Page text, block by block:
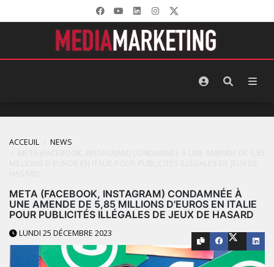
ACCEUIL
NEWS
META (FACEBOOK, INSTAGRAM) CONDAMNÉE À
UNE AMENDE DE 5,85 MILLIONS D'EUROS EN ITALIE
POUR PUBLICITÉS ILLÉGALES DE JEUX DE HASARD
LUNDI 25 DÉCEMBRE 2023